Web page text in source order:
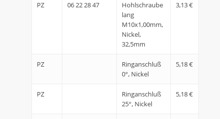
PZ 06 22 28 47
Hohlschraube
lang
M10x1,00mm,
Nickel,
32,5mm
3,13 €
PZ
Ringanschluß
0°, Nickel
5,18 €
PZ
Ringanschluß
25°, Nickel
5,18 €